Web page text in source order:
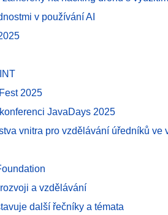
v používání AI
2025
JavaDays 2025
vnitra pro vzdělávání úředníků ve
a vzdělávání
další řečníky a témata